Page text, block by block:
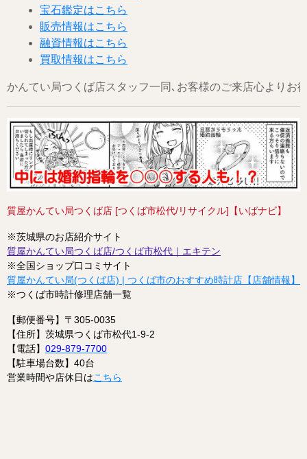
宝石鑑定はこちら
販売情報はこちら
融資情報はこちら
買取情報はこちら
かんてい局つくば店スタッフ一同､お客様のご来店心よりお
質屋かんてい局つくば店 [つくば市松代/リサイクル]【いばナビ】
※茨城県のお店紹介サイト
質屋かんてい局つくば店/つくば市松代｜エキテン
※全国ショップ口コミサイト
質屋かんてい局(つくば店) | つくば市のおすすめ時計店【店舗情報】
※つくば市時計修理店舗一覧
【郵便番号】〒305-0035
【住所】茨城県つくば市松代1-9-2
【電話】 029-879-7700
【駐車場台数】40台
営業時間や店休日はこちら